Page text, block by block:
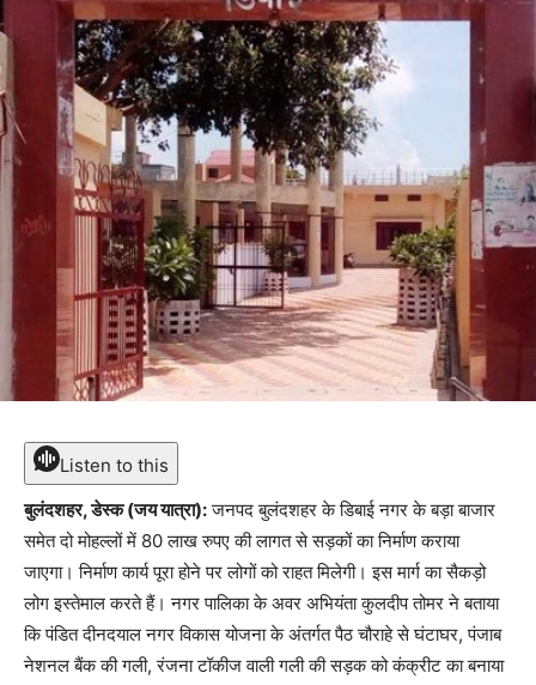
Listen to this
बुलंदशहर, डेस्क (जय यात्रा):जनपद बुलंदशहर के डिबाई नगर के बड़ा बाजार
समेत दो मोहल्लों में 80 लाख रुपए की लागत से सड़कों का निर्माण कराया
जाएगा। निर्माण कार्य पूरा होने पर लोगों को राहत मिलेगी। इस मार्ग का सैकड़ो
लोग इस्तेमाल करते हैं। नगर पालिका के अवर अभियंता कुलदीप तोमर ने बताया
कि पंडित दीनदयाल नगर विकास योजना के अंतर्गत पैठ चौराहे से घंटाघर, पंजाब
नेशनल बैंक की गली, रंजना टॉकीज वाली गली की सड़क को कंक्रीट का बनाया